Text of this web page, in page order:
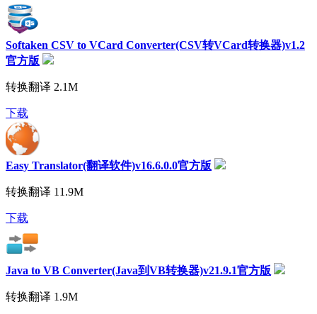
Softaken CSV to VCard Converter(CSV转VCard转换器)v1.2
官方版
转换翻译 2.1M
下载
Easy Translator(翻译软件)v16.6.0.0官方版
转换翻译 11.9M
下载
Java to VB Converter(Java到VB转换器)v21.9.1官方版
转换翻译 1.9M